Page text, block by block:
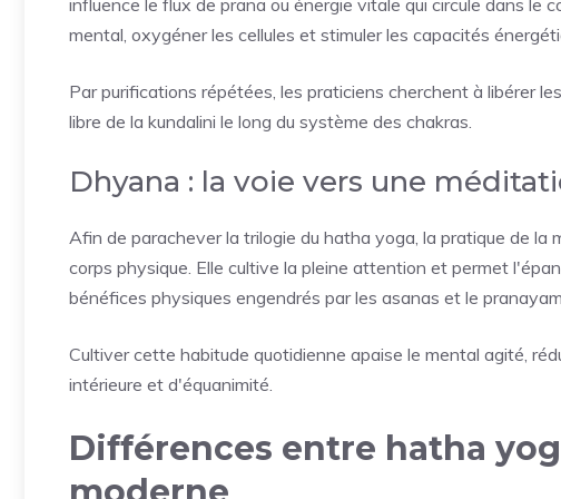
influence le flux de prana ou énergie vitale qui circule dans le
mental, oxygéner les cellules et stimuler les capacités
Par purifications répétées, les praticiens cherchent à libérer
libre de la kundalini le long du système des chakras.
Dhyana : la voie vers une
Afin de parachever la trilogie du hatha yoga, la pratique de la
corps physique. Elle cultive la pleine attention et permet
bénéfices physiques engendrés par les asanas et le
Cultiver cette habitude quotidienne apaise le mental agité,
intérieure et d'équanimité.
Différences entre hatha